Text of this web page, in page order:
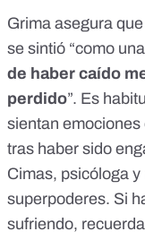
Grima asegura
se sintió “como
de haber caído
perdido”. Es
sientan emociones
tras haber sido
Cimas, psicóloga
superpoderes. Si
sufriendo,